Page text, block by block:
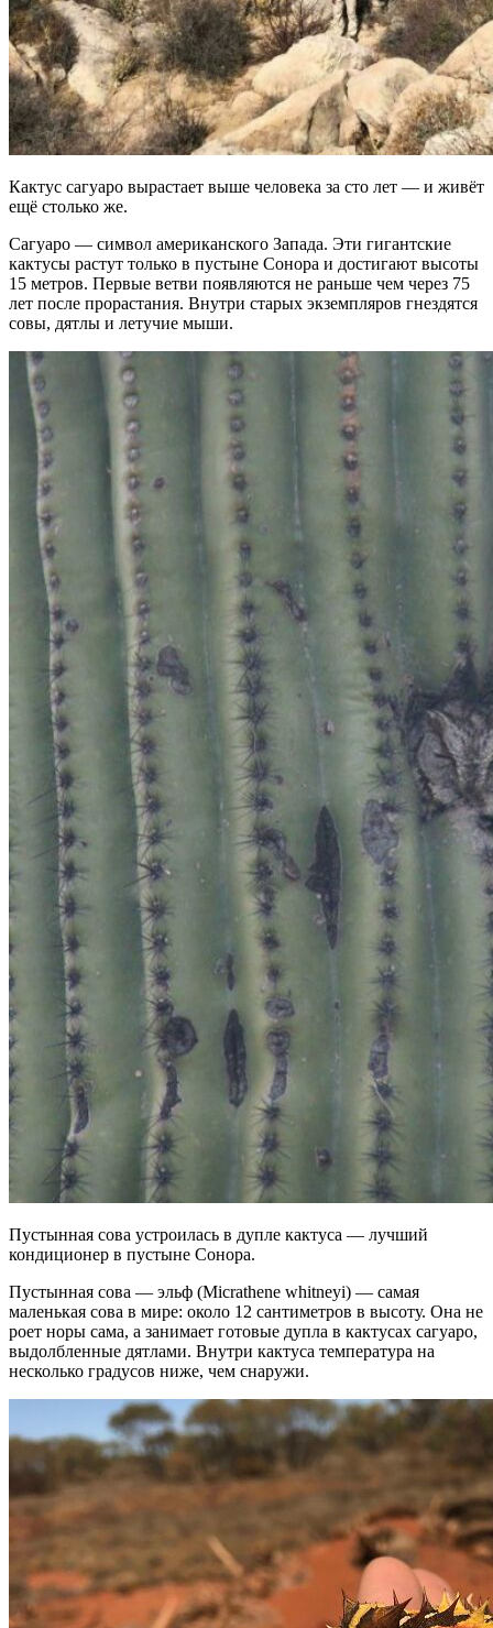
Кактус сагуаро вырастает выше человека за сто лет — и живёт
ещё столько же.
Сагуаро — символ американского Запада. Эти гигантские
кактусы растут только в пустыне Сонора и достигают высоты
15 метров. Первые ветви появляются не раньше чем через 75
лет после прорастания. Внутри старых экземпляров гнездятся
совы, дятлы и летучие мыши.
Пустынная сова устроилась в дупле кактуса — лучший
кондиционер в пустыне Сонора.
Пустынная сова — эльф (Micrathene whitneyi) — самая
маленькая сова в мире: около 12 сантиметров в высоту. Она не
роет норы сама, а занимает готовые дупла в кактусах сагуаро,
выдолбленные дятлами. Внутри кактуса температура на
несколько градусов ниже, чем снаружи.